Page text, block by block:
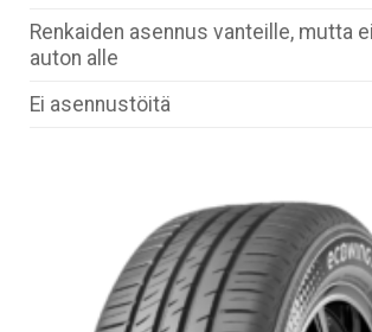
Renkaiden asennus vanteille, mutta ei
auton alle
Ei asennustöitä